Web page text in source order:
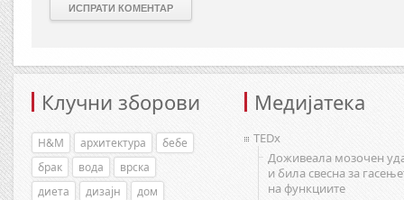
Клучни зборови
H&M архитектура
бебе
брак
вода
врска
диета
дизајн
дом
Медијатека
TEDx
Доживеала мозочен
и била свесна за
на функциите